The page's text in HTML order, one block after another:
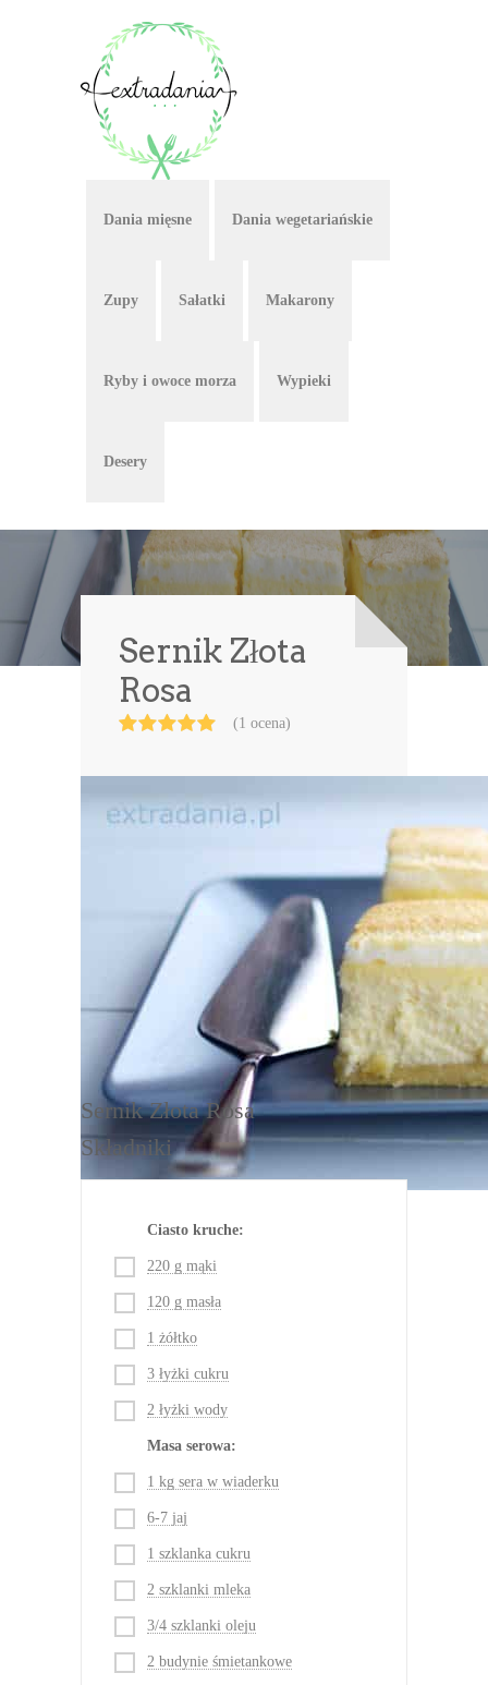
Dania mięsne Dania wegetariańskie
Zupy Sałatki Makarony
Ryby i owoce morza Wypieki
Desery
Sernik Złota
Rosa
(1 ocena)
DRUKUJ
Sernik Złota Rosa
Składniki
Ciasto kruche:
220 g mąki
120 g masła
1 żółtko
3 łyżki cukru
2 łyżki wody
Masa serowa:
1 kg sera w wiaderku
6-7 jaj
1 szklanka cukru
2 szklanki mleka
3/4 szklanki oleju
2 budynie śmietankowe